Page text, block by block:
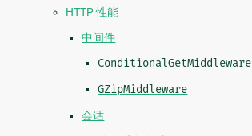
HTTP 性能
中间件
ConditionalGetMiddleware
GZipMiddleware
会话